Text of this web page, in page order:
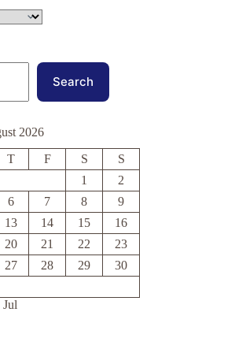
Search
2026
T F S
S
1
2
6 7 8
9
13 14 15
16
20 21 22
23
27 28 29
30
Jul